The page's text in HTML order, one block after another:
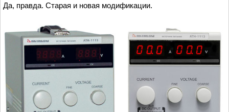
Да, правда. Старая и новая модификации.